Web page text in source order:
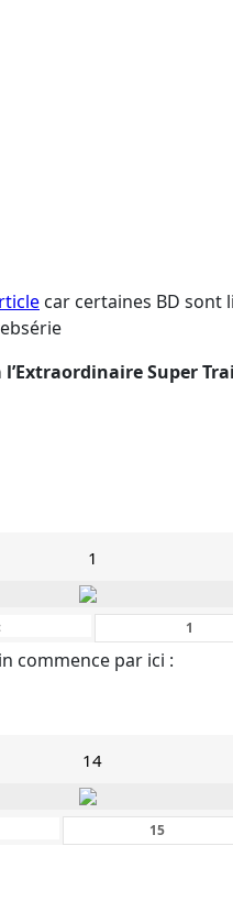
car certaines BD sont
l’Extraordinaire Super
1
commence par ici :
14